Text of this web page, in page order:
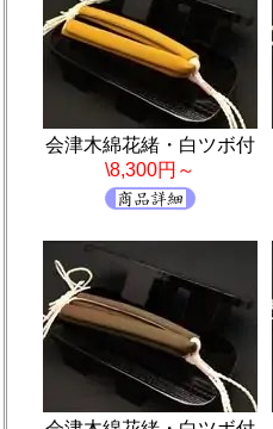
会津木綿花緒・白ツボ付
\8,300円～